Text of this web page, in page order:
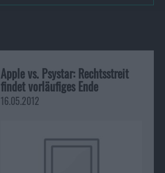
Apple vs. Psystar: Rechtsstreit
findet vorläufiges Ende
16.05.2012